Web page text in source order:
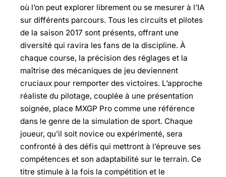
où l’on peut explorer librement ou se mesurer à l’IA
sur différents parcours. Tous les circuits et pilotes
de la saison 2017 sont présents, offrant une
diversité qui ravira les fans de la discipline. À
chaque course, la précision des réglages et la
maîtrise des mécaniques de jeu deviennent
cruciaux pour remporter des victoires. L’approche
réaliste du pilotage, couplée à une présentation
soignée, place MXGP Pro comme une référence
dans le genre de la simulation de sport. Chaque
joueur, qu’il soit novice ou expérimenté, sera
confronté à des défis qui mettront à l’épreuve ses
compétences et son adaptabilité sur le terrain. Ce
titre stimule à la fois la compétition et le